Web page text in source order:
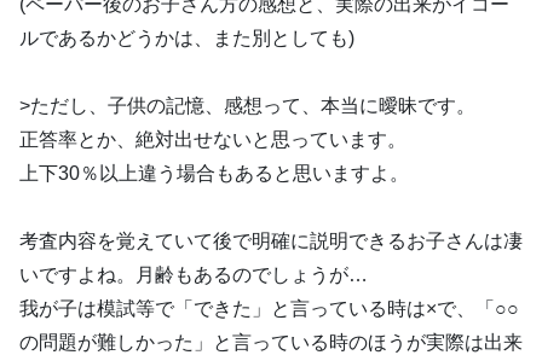
ルであるかどうかは、また別としても)
>ただし、子供の記憶、感想って、本当に曖昧です。
正答率とか、絶対出せないと思っています。
上下30％以上違う場合もあると思いますよ。
考査内容を覚えていて後で明確に説明できるお子さんは凄
いですよね。月齢もあるのでしょうが…
我が子は模試等で「できた」と言っている時は×で、「○○
の問題が難しかった」と言っている時のほうが実際は出来